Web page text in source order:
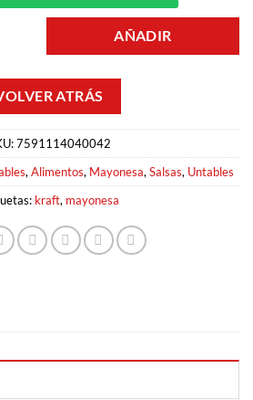
cantidad
AÑADIR
7591114040042
, Alimentos, Mayonesa, Salsas, Untables
kraft, mayonesa